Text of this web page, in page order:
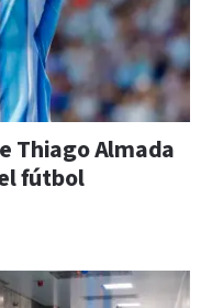
Thiago Almada
fútbol